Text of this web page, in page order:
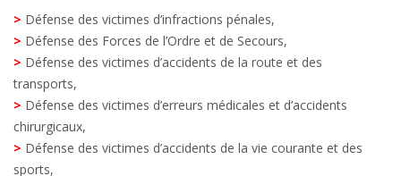
> Défense des victimes d’infractions pénales,
> Défense des Forces de l’Ordre et de Secours,
> Défense des victimes d’accidents de la route et des
transports,
> Défense des victimes d’erreurs médicales et d’accidents
chirurgicaux,
> Défense des victimes d’accidents de la vie courante et des
sports,